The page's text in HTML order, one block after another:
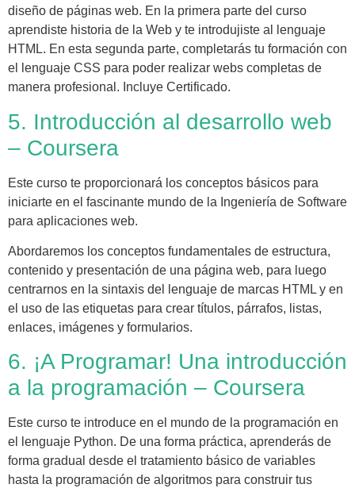
diseño de páginas web. En la primera parte del curso
aprendiste historia de la Web y te introdujiste al lenguaje
HTML. En esta segunda parte, completarás tu formación con
el lenguaje CSS para poder realizar webs completas de
manera profesional. Incluye Certificado.
5. Introducción al desarrollo web
– Coursera
Este curso te proporcionará los conceptos básicos para
iniciarte en el fascinante mundo de la Ingeniería de Software
para aplicaciones web.
Abordaremos los conceptos fundamentales de estructura,
contenido y presentación de una página web, para luego
centrarnos en la sintaxis del lenguaje de marcas HTML y en
el uso de las etiquetas para crear títulos, párrafos, listas,
enlaces, imágenes y formularios.
6. ¡A Programar! Una introducción
a la programación – Coursera
Este curso te introduce en el mundo de la programación en
el lenguaje Python. De una forma práctica, aprenderás de
forma gradual desde el tratamiento básico de variables
hasta la programación de algoritmos para construir tus